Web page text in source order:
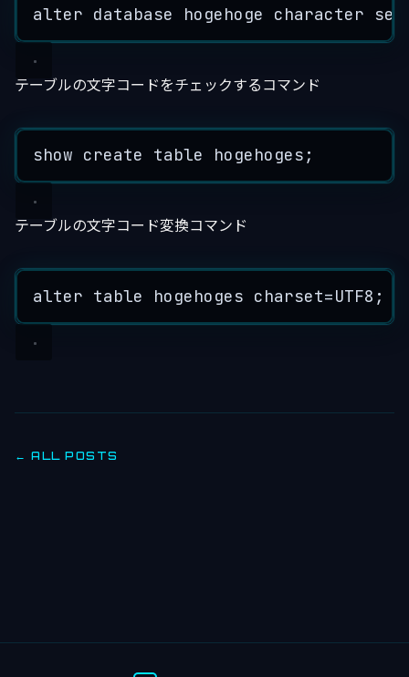
alter database hogehoge character set
テーブルの文字コードをチェックするコマンド
show create table hogehoges ;
テーブルの文字コード変換コマンド
alter table hogehoges charset=UTF8 ;
← ALL POSTS